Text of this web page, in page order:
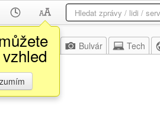
Z domova Bulvár Tech